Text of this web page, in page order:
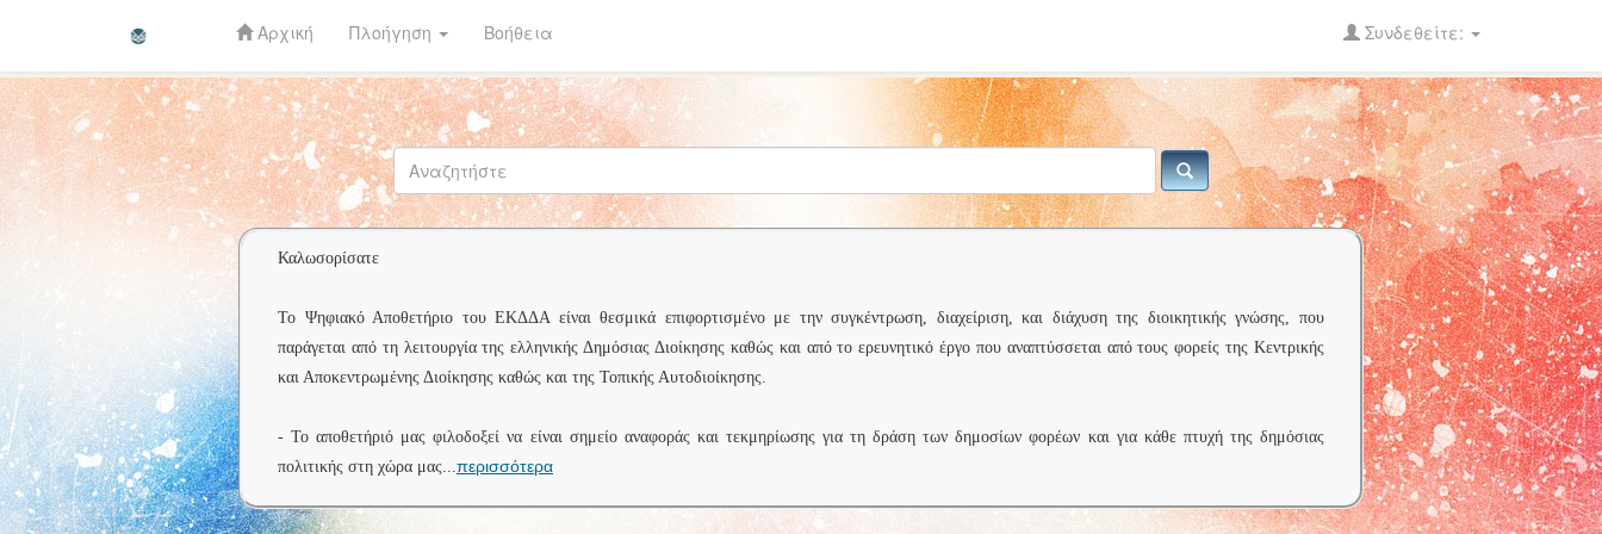
Skip
navigation
Αρχική Πλοήγηση Βοήθεια Συνδεθείτε:
Καλωσορίσατε
Το Ψηφιακό Αποθετήριο του ΕΚΔΔΑ είναι θεσμικά επιφορτισμένο με την συγκέντρωση, διαχείριση, και διάχυση της διοικητικής γνώσης, που
παράγεται από τη λειτουργία της ελληνικής Δημόσιας Διοίκησης καθώς και από το ερευνητικό έργο που αναπτύσσεται από τους φορείς της Κεντρικής
και Αποκεντρωμένης Διοίκησης καθώς και της Τοπικής Αυτοδιοίκησης.
- Το αποθετήριό μας φιλοδοξεί να είναι σημείο αναφοράς και τεκμηρίωσης για τη δράση των δημοσίων φορέων και για κάθε πτυχή της δημόσιας
πολιτικής στη χώρα μας...περισσότερα